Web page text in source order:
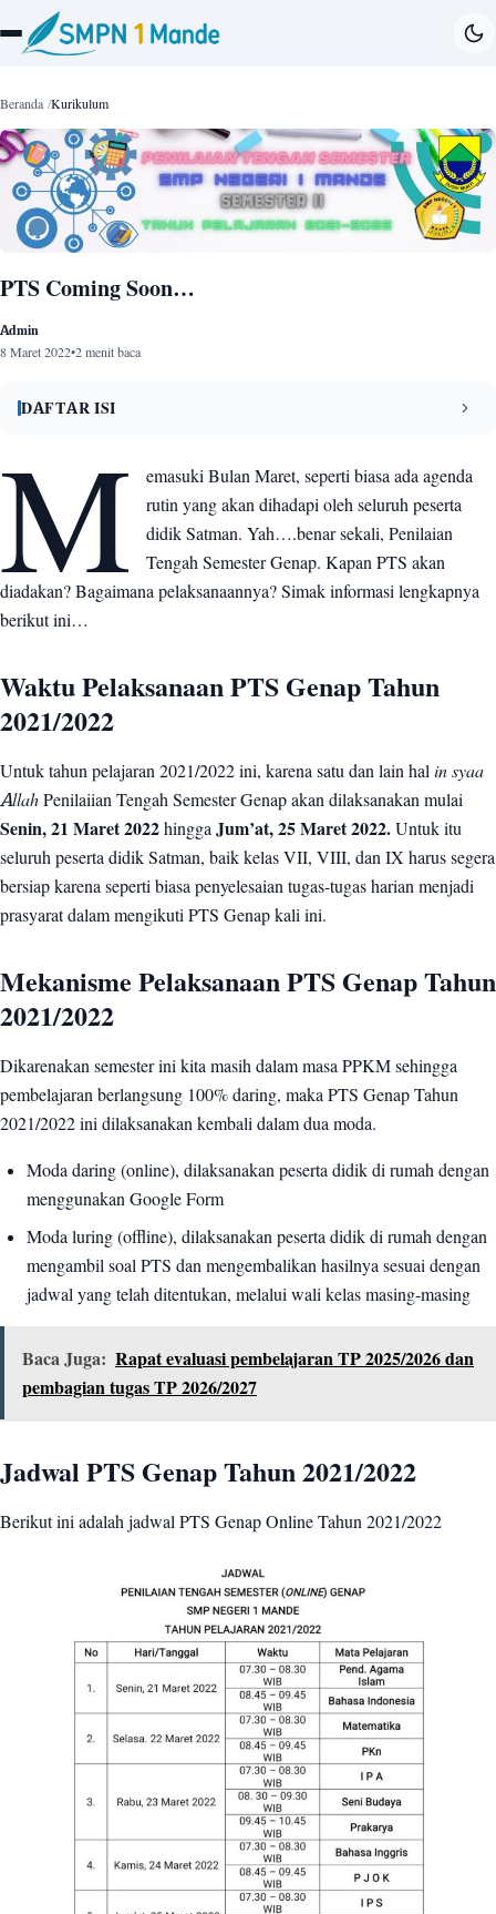
Beranda Kurikulum
PTS Coming Soon…
Admin
8 Maret 2022•2 menit baca
DAFTAR ISI
1 Waktu Pelaksanaan PTS Genap Tahun 2021/2022
2 Mekanisme Pelaksanaan PTS Genap Tahun 2021/2022
Jadwal PTS Genap Tahun 2021/2022
M
emasuki Bulan Maret, seperti biasa ada agenda
rutin yang akan dihadapi oleh seluruh peserta
didik Satman. Yah….benar sekali, Penilaian
Tengah Semester Genap. Kapan PTS akan
diadakan? Bagaimana pelaksanaannya? Simak informasi lengkapnya
berikut ini…
Waktu Pelaksanaan PTS Genap Tahun
2021/2022
Untuk tahun pelajaran 2021/2022 ini, karena satu dan lain hal in syaa
Allah Penilaiian Tengah Semester Genap akan dilaksanakan mulai
Senin, 21 Maret 2022 hingga Jum’at, 25 Maret 2022. Untuk itu
seluruh peserta didik Satman, baik kelas VII, VIII, dan IX harus segera
bersiap karena seperti biasa penyelesaian tugas-tugas harian menjadi
prasyarat dalam mengikuti PTS Genap kali ini.
Mekanisme Pelaksanaan PTS Genap Tahun
2021/2022
Dikarenakan semester ini kita masih dalam masa PPKM sehingga
pembelajaran berlangsung 100% daring, maka PTS Genap Tahun
2021/2022 ini dilaksanakan kembali dalam dua moda.
Moda daring (online), dilaksanakan peserta didik di rumah dengan
menggunakan Google Form
Moda luring (offline), dilaksanakan peserta didik di rumah dengan
mengambil soal PTS dan mengembalikan hasilnya sesuai dengan
jadwal yang telah ditentukan, melalui wali kelas masing-masing
Baca Juga: Rapat evaluasi pembelajaran TP 2025/2026 dan
pembagian tugas TP 2026/2027
Jadwal PTS Genap Tahun 2021/2022
Berikut ini adalah jadwal PTS Genap Online Tahun 2021/2022